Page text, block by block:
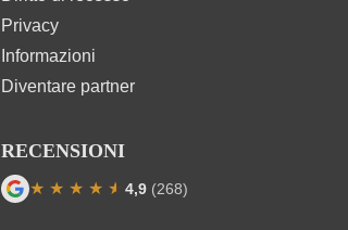
Privacy
Informazioni
Diventare partner
RECENSIONI
★ ★ ★ ★ ★
★ 4,9 (268)